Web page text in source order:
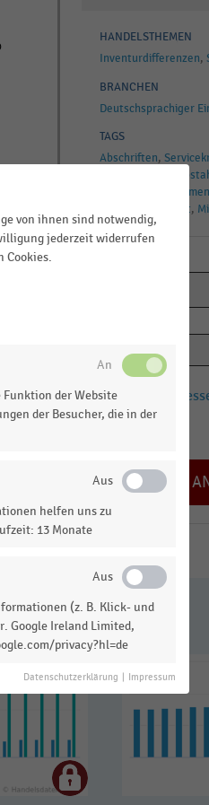
.
HANDELSTHEMEN
Inventurdifferenzen
BRANCHEN
Deutschsprachiger
TAGS
Abschriften
Handelsunternehmen
Lieferant
Passwort
von ihnen sind notwendig,
jederzeit widerrufen
Cookies.
der Website
der Besucher, die in der
helfen uns zu
13 Monate
(z. B. Klick- und
Google Ireland Limited,
privacy?hl=de
Datenschutzerklärung Impressum